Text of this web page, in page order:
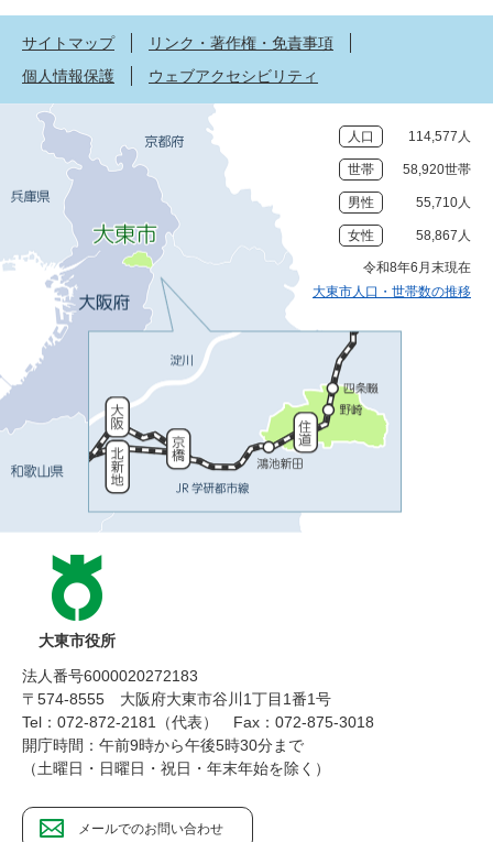
サイトマップ
リンク・著作権・免責事項
個人情報保護
ウェブアクセシビリティ
人口 114,577人
世帯 58,920世帯
男性 55,710人
女性 58,867人
令和8年6月末現在
大東市人口・世帯数の推移
大東市役所
法人番号6000020272183
〒574-8555 大阪府大東市谷川1丁目1番1号
Tel：072-872-2181（代表）
Fax：072-875-3018
開庁時間：午前9時から午後5時30分まで
（土曜日・日曜日・祝日・年末年始を除く）
メールでのお問い合わせ